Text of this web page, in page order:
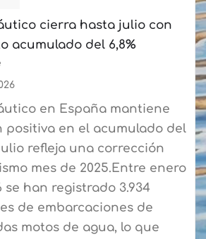
cierra hasta julio con
acumulado del 6,8%
en España mantiene
positiva en el acumulado del
refleja una corrección
mes de 2025.Entre enero
se han registrado 3.934
de embarcaciones de
motos de agua, lo que